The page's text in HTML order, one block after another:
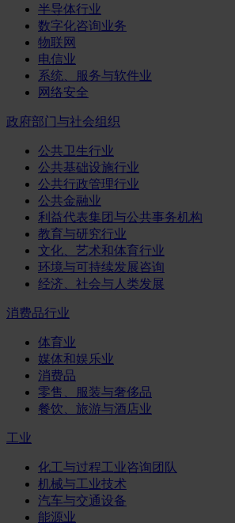
半导体行业
数字化咨询业务
物联网
电信业
系统、服务与软件业
网络安全
政府部门与社会组织
公共卫生行业
公共基础设施行业
公共行政管理行业
公共金融业
利益代表集团与公共事务机构
教育与研究行业
文化、艺术和体育行业
环境与可持续发展咨询
经济、社会与人类发展
消费品行业
体育业
媒体和娱乐业
消费品
零售、服装与奢侈品
餐饮、旅游与酒店业
工业
化工与过程工业咨询团队
机械与工业技术
汽车与交通设备
能源业